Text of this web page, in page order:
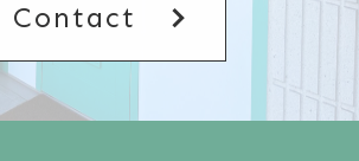
Contact chevron_right